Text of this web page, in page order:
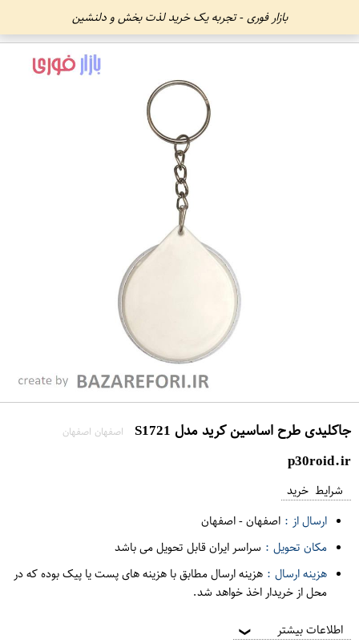
بازار فوری - تجربه یک خرید لذت بخش و دلنشین
جاکلیدی طرح اساسین کرید مدل S1721 اصفهان اصفهان
p30roid.ir
شرایط خرید
ارسال از : اصفهان-اصفهان
مکان تحویل : سراسر ایران قابل تحویل می باشد
هزینه ارسال : هزینه ارسال مطابق با هزینه های پست یا پیک بوده که در
محل از خریدار اخذ خواهد شد.
اطلاعات بیشتر ❯